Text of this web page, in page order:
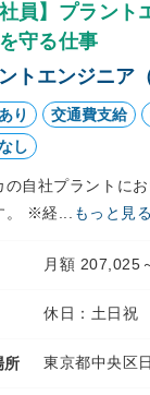
社員】プラン
守る仕事
トエンジニア
り 交通費支給
し
の自社プラントに
。 ※経...
もっと見る
月額
休日：土日祝
所 東京都中央区